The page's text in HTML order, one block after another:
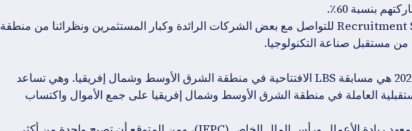
سيكون هذا الحدث فرصة رائعة لـ Recruitment Smart للتواصل مع بعض الشركات الرائدة وكبار المستثمرين ونظرائنا من منطقة
مستقبل صناعة التكنولوجيا.
2022 هي مسابقة LBS الافتتاحية في منطقة الشرق الأوسط وشمال إفريقيا. وهي تساعد
العاملة في منطقة الشرق الأوسط وشمال إفريقيا على جمع الأموال واكتساب